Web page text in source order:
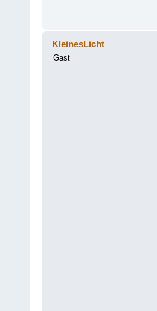
KleinesLicht
Gast